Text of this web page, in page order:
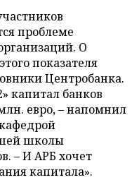
проблеме
О
показателя
Центробанка.
капитал банков
евро, – напомнил
школы
– И АРБ хочет
капитала».